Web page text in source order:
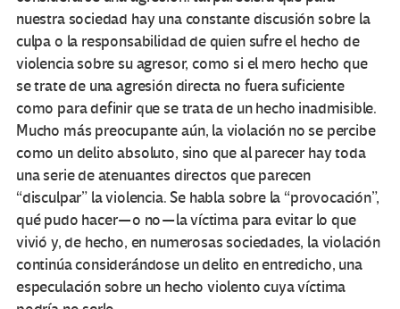
nuestra sociedad hay una constante discusión sobre la
culpa o la responsabilidad de quien sufre el hecho de
violencia sobre su agresor, como si el mero hecho que
se trate de una agresión directa no fuera suficiente
como para definir que se trata de un hecho inadmisible.
Mucho más preocupante aún, la violación no se percibe
como un delito absoluto, sino que al parecer hay toda
una serie de atenuantes directos que parecen
“disculpar” la violencia. Se habla sobre la “provocación”,
qué pudo hacer — o no — la víctima para evitar lo que
vivió y, de hecho, en numerosas sociedades, la violación
continúa considerándose un delito en entredicho, una
especulación sobre un hecho violento cuya víctima